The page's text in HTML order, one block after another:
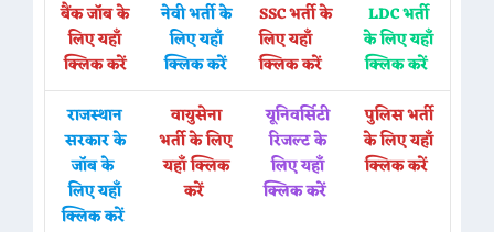
बैंक जॉब के
लिए यहाँ
क्लिक करें
नेवी भर्ती के
लिए यहाँ
क्लिक करें
SSC भर्ती के
लिए यहाँ
क्लिक करें
LDC भर्ती
के लिए यहाँ
क्लिक करें
राजस्थान
सरकार के
जॉब के
लिए यहाँ
क्लिक करें
वायुसेना
भर्ती के लिए
यहाँ क्लिक
करें
यूनिवर्सिटी
रिजल्ट के
लिए यहाँ
क्लिक करें
पुलिस भर्ती
के लिए यहाँ
क्लिक करें